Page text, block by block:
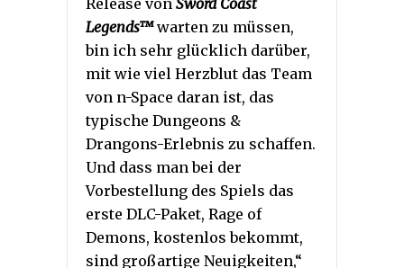
Release von Sword Coast
Legends™warten zu müssen,
bin ich sehr glücklich darüber,
mit wie viel Herzblut das Team
von n-Space daran ist, das
typische Dungeons &
Drangons-Erlebnis zu schaffen.
Und dass man bei der
Vorbestellung des Spiels das
erste DLC-Paket, Rage of
Demons, kostenlos bekommt,
sind großartige Neuigkeiten,“